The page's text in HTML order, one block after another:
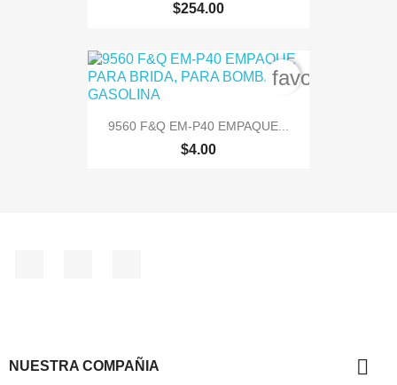
$254.00
9560 F&Q EM-P40 EMPAQUE...
$4.00
NUESTRA COMPAÑIA 